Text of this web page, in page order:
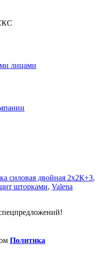
лицами
силовая двойная 2х2К+З,
шторками, Valena
Политика